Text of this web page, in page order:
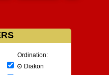
Ordination:
⊙ Diakon